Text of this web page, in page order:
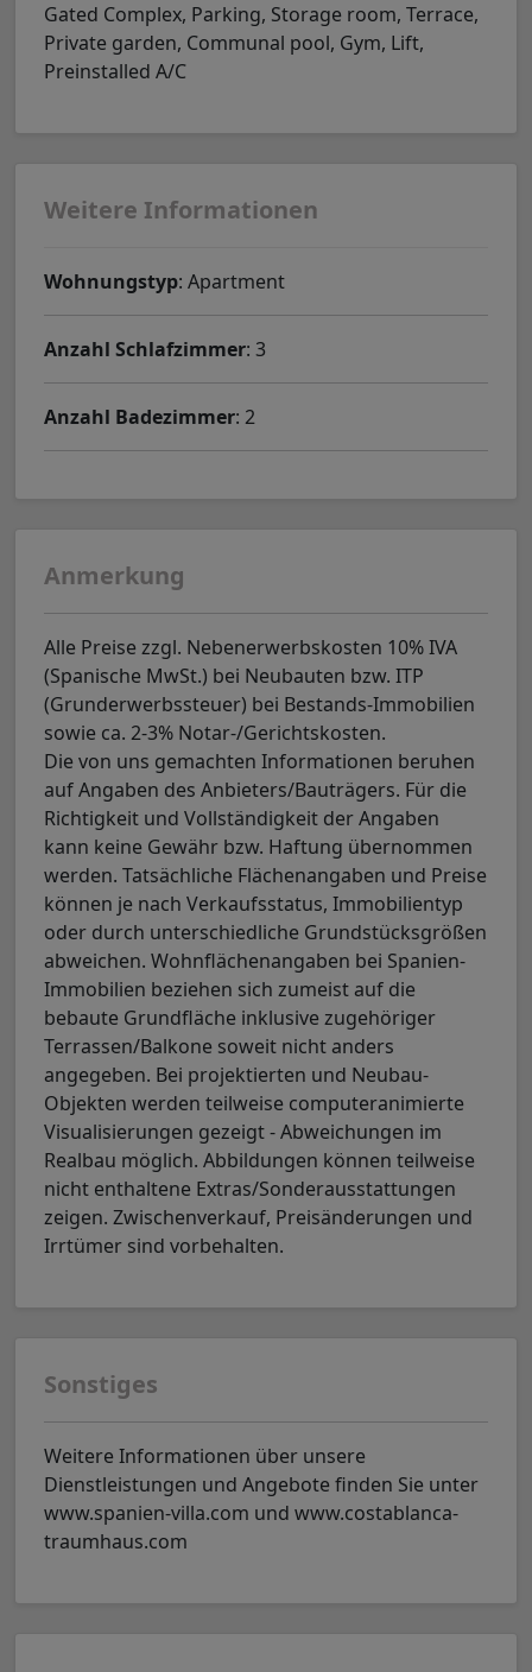
Gated Complex, Parking, Storage room, Terrace,
Private garden, Communal pool, Gym, Lift,
Preinstalled A/C
Weitere Informationen
Wohnungstyp: Apartment
Anzahl Schlafzimmer: 3
Anzahl Badezimmer: 2
Anmerkung
Alle Preise zzgl. Nebenerwerbskosten 10% IVA
(Spanische MwSt.) bei Neubauten bzw. ITP
(Grunderwerbssteuer) bei Bestands-Immobilien
sowie ca. 2-3% Notar-/Gerichtskosten.
Die von uns gemachten Informationen beruhen
auf Angaben des Anbieters/Bauträgers. Für die
Richtigkeit und Vollständigkeit der Angaben
kann keine Gewähr bzw. Haftung übernommen
werden. Tatsächliche Flächenangaben und Preise
können je nach Verkaufsstatus, Immobilientyp
oder durch unterschiedliche Grundstücksgrößen
abweichen. Wohnflächenangaben bei Spanien-
Immobilien beziehen sich zumeist auf die
bebaute Grundfläche inklusive zugehöriger
Terrassen/Balkone soweit nicht anders
angegeben. Bei projektierten und Neubau-
Objekten werden teilweise computeranimierte
Visualisierungen gezeigt - Abweichungen im
Realbau möglich. Abbildungen können teilweise
nicht enthaltene Extras/Sonderausstattungen
zeigen. Zwischenverkauf, Preisänderungen und
Irrtümer sind vorbehalten.
Sonstiges
Weitere Informationen über unsere
Dienstleistungen und Angebote finden Sie unter
www.spanien-villa.com und www.costablanca-
traumhaus.com